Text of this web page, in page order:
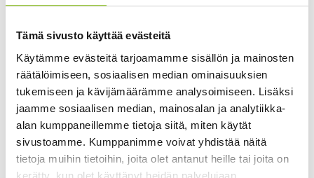
Tämä sivusto käyttää evästeitä
Käytämme evästeitä tarjoamamme sisällön ja mainosten
räätälöimiseen, sosiaalisen median ominaisuuksien
tukemiseen ja kävijämäärämme analysoimiseen. Lisäksi
jaamme sosiaalisen median, mainosalan ja analytiikka-
alan kumppaneillemme tietoja siitä, miten käytät
sivustoamme. Kumppanimme voivat yhdistää näitä
tietoja muihin tietoihin, joita olet antanut heille tai joita on
kerätty, kun olet käyttänyt heidän palvelujaan.
Äänekoskella vko 19,
Hankasalmella ja Kannonkoskella vko 21,
Saarijärvellä ja Uuraisilla vko 22,
Kinnulassa, Multialla ja Petäjävedellä vko 23,
Pihtiputaalla ja Viitasaarella vko 24.
Kunnallisten jätehuoltomääräysten § 13 mukaan biojäte
tulee lajitella, joko omaan astiaan tai kompostoida
omatoimisesti, tai käsitellä muulla jätehuoltoviranomaisen